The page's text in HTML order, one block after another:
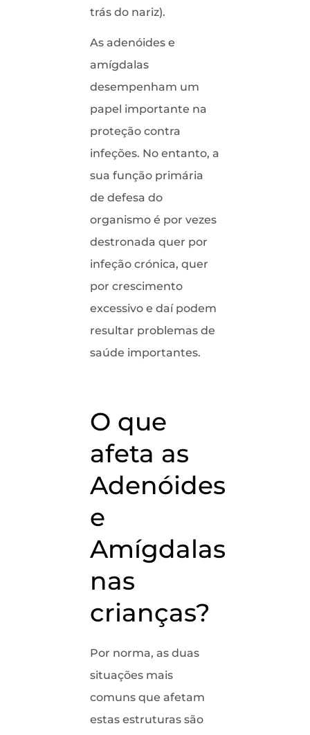
trás do nariz).
As adenóides e
amígdalas
desempenham um
papel importante na
proteção contra
infeções. No entanto, a
sua função primária
de defesa do
organismo é por vezes
destronada quer por
infeção crónica, quer
por crescimento
excessivo e daí podem
resultar problemas de
saúde importantes.
O que
afeta as
Adenóides
e
Amígdalas
nas
crianças?
Por norma, as duas
situações mais
comuns que afetam
estas estruturas são